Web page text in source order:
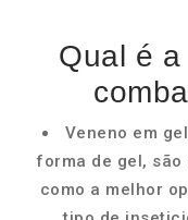
Qual é
Veneno em
forma de gel, são
como a melhor